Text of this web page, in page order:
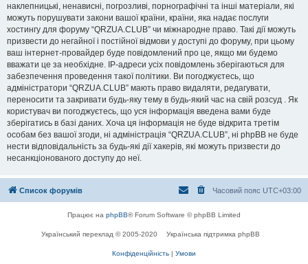
наклепницькі, ненависні, погрозливі, порнографічні та інші матеріали, які
можуть порушувати закони вашої країни, країни, яка надає послуги
хостингу для форуму “QRZUA.CLUB” чи міжнародне право. Такі дії можуть
призвести до негайної і постійної відмови у доступі до форуму, при цьому
ваш інтернет-провайдер буде повідомлений про це, якщо ми будемо
вважати це за необхідне. IP-адреси усіх повідомлень зберігаються для
забезпечення проведення такої політики. Ви погоджуєтесь, що
адміністратори “QRZUA.CLUB” мають право видаляти, редагувати,
переносити та закривати будь-яку тему в будь-який час на свій розсуд . Як
користувач ви погоджуєтесь, що уся інформація введена вами буде
зберігатись в базі даних. Хоча ця інформація не буде відкрита третім
особам без вашої згоди, ні адміністрація “QRZUA.CLUB”, ні phpBB не буде
нести відповідальність за будь-які дії хакерів, які можуть призвести до
несанкціонованого доступу до неї.
Список форумів Часовий пояс UTC+03:00
Працює на phpBB® Forum Software © phpBB Limited
Український переклад © 2005-2020 Українська підтримка phpBB
Конфіденційність | Умови